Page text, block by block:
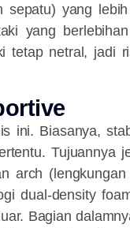
yang
yang
tetap netral, jadi
ini. Biasanya,
Tujuannya
arch
dual-density
Bagian